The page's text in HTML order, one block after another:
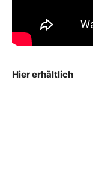
Hier erhältlich